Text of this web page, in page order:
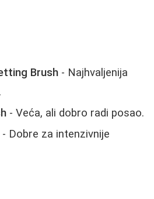
Brush - Najhvaljenija
- Veća, ali dobro radi posao.
- Dobre za intenzivnije